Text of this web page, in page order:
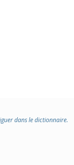
dans le dictionnaire.